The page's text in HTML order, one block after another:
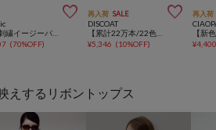

(70%OFF)
再入荷 SALE 
DISCOAT
¥5,346 (10%OFF)
再入荷
¥
えするリボントップス